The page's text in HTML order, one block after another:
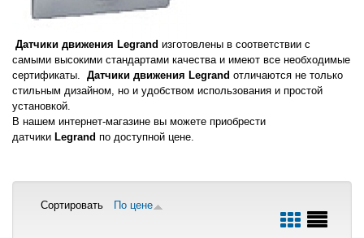
Датчики движения Legrand изготовлены в соответствии с
самыми высокими стандартами качества и имеют все необходимые
сертификаты. Датчики движения Legrand отличаются не только
стильным дизайном, но и удобством использования и простой
установкой.
В нашем интернет-магазине вы можете приобрести
датчики Legrand по доступной цене.
Сортировать По цене